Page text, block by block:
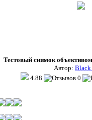
Тестовый снимок
Автор: Black
4.88
0